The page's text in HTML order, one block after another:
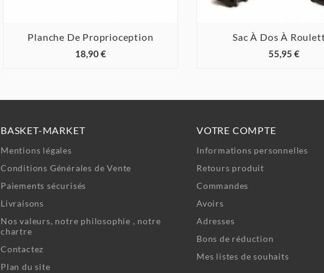
Planche De Proprioception
18,90 €
Sac À Dos À
55,95 €
BASKET-MARKET
Mentions légales
Conditions Générales de Vente
Paiements sécurisés
Livraisons
Nos valeurs, notre philosophie , notre
chartre
Contactez
Plan du site
VOTRE COMPTE
Informations personnelles
Retours produit
Commandes
Avoirs
Adresses
Bons de réduction
Mes listes de souhaits